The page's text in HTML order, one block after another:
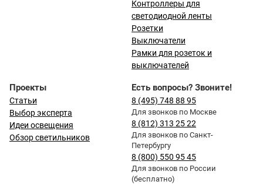
Контроллеры для
светодиодной ленты
Розетки
Выключатели
Рамки для розеток и
выключателей
Проекты
Статьи
Выбор эксперта
Идеи освещения
Обзор светильников
Есть вопросы? Звоните!
8 (495) 748 88 95
Для звонков по Москве
8 (812) 313 25 22
Для звонков по Санкт-
Петербургу
8 (800) 550 95 45
Для звонков по России
(бесплатно)